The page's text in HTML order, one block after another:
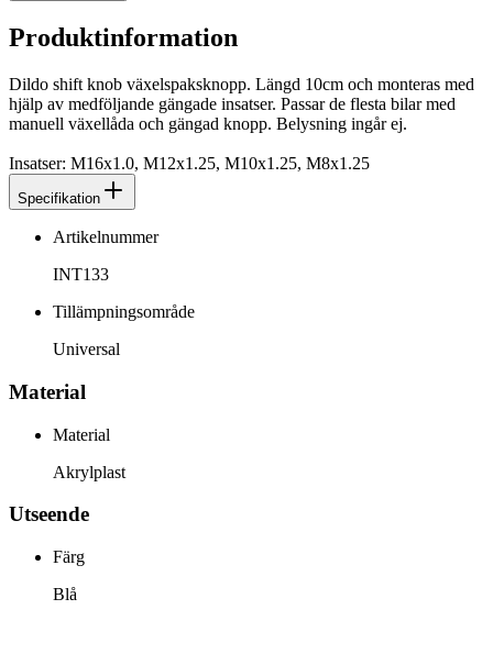
Produktinformation
Dildo shift knob växelspaksknopp. Längd 10cm och monteras med
hjälp av medföljande gängade insatser. Passar de flesta bilar med
manuell växellåda och gängad knopp. Belysning ingår ej.
Insatser: M16x1.0, M12x1.25, M10x1.25, M8x1.25
Specifikation
Artikelnummer
INT133
Tillämpningsområde
Universal
Material
Material
Akrylplast
Utseende
Färg
Blå